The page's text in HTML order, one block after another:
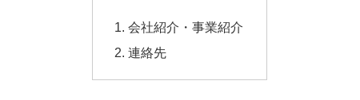
会社紹介・事業紹介
連絡先